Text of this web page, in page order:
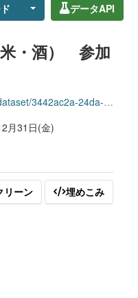
データAPI
・酒） 参加
256f-4c8d-a873-d2fa75d26ee4/download/202210aizusyokunojinshop.csv
月31日(金)
リーン 埋めこみ